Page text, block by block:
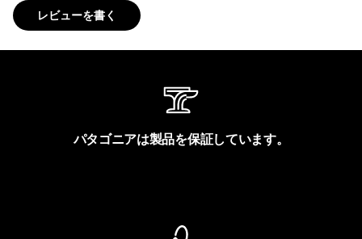
レビューを書く
パタゴニアは製品を保証しています。